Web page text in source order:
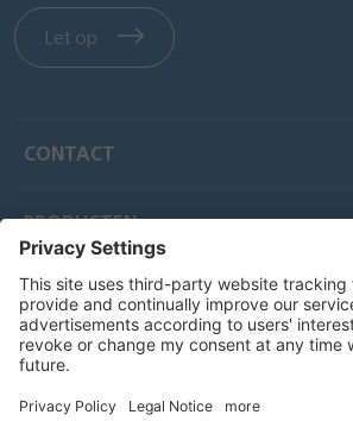
Let op
CONTACT
PRODUCTEN
SNELKOPPELINGEN
DIENSTEN